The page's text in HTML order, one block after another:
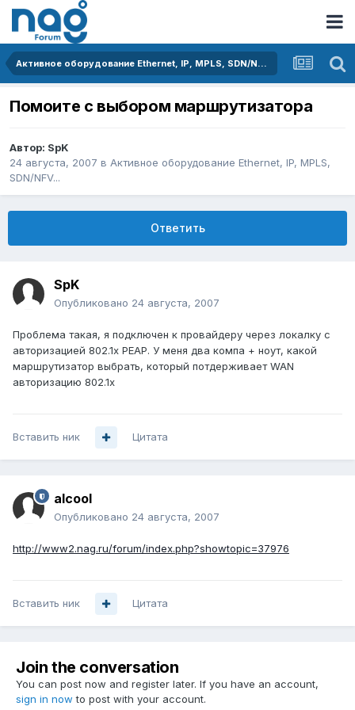
Активное оборудование Ethernet, IP, MPLS, SDN/NFV...
Помоите с выбором маршрутизатора
Автор: SpK
24 августа, 2007 в Активное оборудование Ethernet, IP, MPLS,
SDN/NFV...
Ответить
SpK
Опубликовано 24 августа, 2007
Проблема такая, я подключен к провайдеру через локалку с
авторизацией 802.1x PEAP. У меня два компа + ноут, какой
маршрутизатор выбрать, который потдерживает WAN
авторизацию 802.1x
Вставить ник Цитата
alcool
Опубликовано 24 августа, 2007
http://www2.nag.ru/forum/index.php?showtopic=37976
Вставить ник Цитата
Join the conversation
You can post now and register later. If you have an account,
sign in now to post with your account.